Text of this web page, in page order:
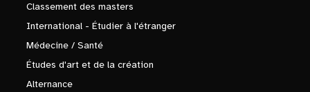
Classement des masters
International - Étudier à l'étranger
Médecine / Santé
Études d'art et de la création
Alternance